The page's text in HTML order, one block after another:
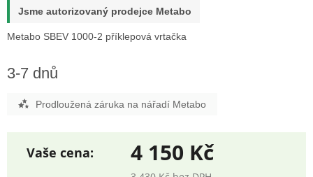
Jsme autorizovaný prodejce Metabo
Metabo SBEV 1000-2 příklepová vrtačka
3-7 dnů
Prodloužená záruka na nářadí Metabo
4 150 Kč